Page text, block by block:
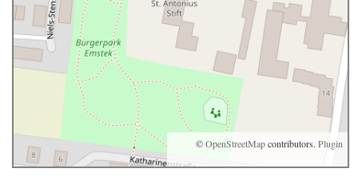
©OpenStreetMapcontributors. Plugin